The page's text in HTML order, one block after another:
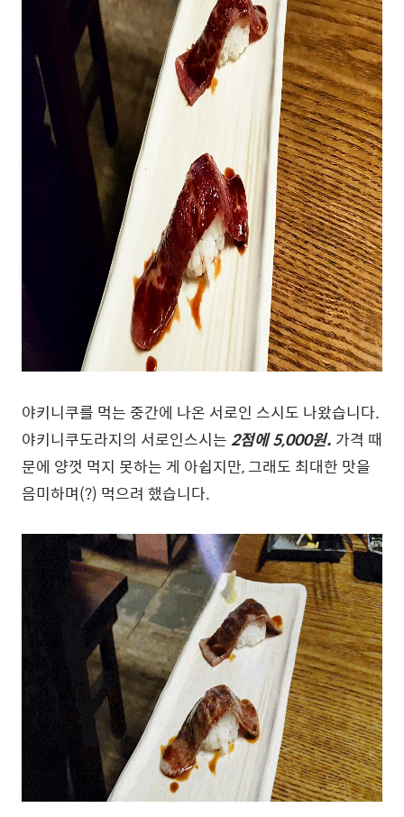
야키니쿠를 먹는 중간에 나온 서로인 스시도 나왔습니다.
야키니쿠도라지의 서로인스시는2점에 5,000원. 가격 때
문에 양껏 먹지 못하는 게 아쉽지만, 그래도 최대한 맛을
음미하며(?) 먹으려 했습니다.